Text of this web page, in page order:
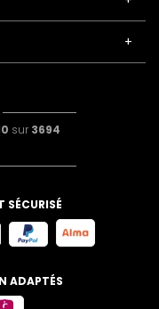
sur 3694
SÉCURISÉ
ADAPTÉS